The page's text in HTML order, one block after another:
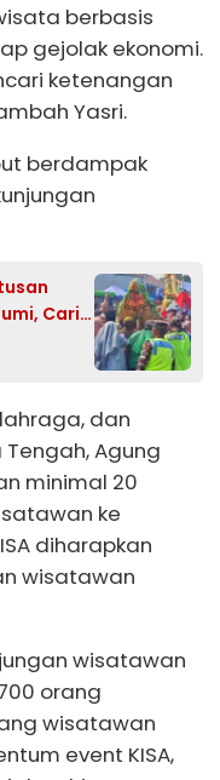
berbasis
gejolak ekonomi.
ketenangan
Yasri.
berdampak
Cari
dan
Agung
minimal 20
ke
diharapkan
wisatawan
wisatawan
orang
wisatawan
event KISA,